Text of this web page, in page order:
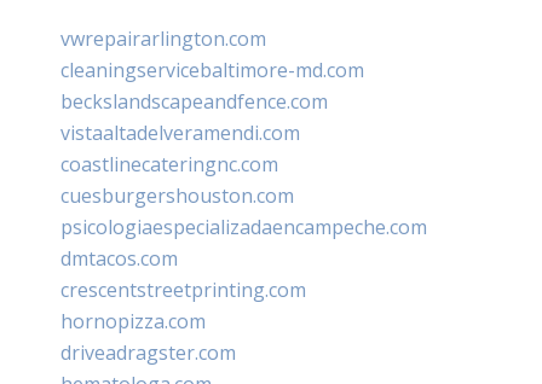
vwrepairarlington.com
cleaningservicebaltimore-md.com
beckslandscapeandfence.com
vistaaltadelveramendi.com
coastlinecateringnc.com
cuesburgershouston.com
psicologiaespecializadaencampeche.com
dmtacos.com
crescentstreetprinting.com
hornopizza.com
driveadragster.com